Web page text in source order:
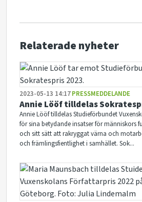
Relaterade nyheter
2023-05-13 14:17PRESSMEDDELANDE
Annie Lööf tilldelas
Annie Lööf tilldelas Studieförbundet
för sina betydande insatser för människors
och sitt sätt att rakryggat värna och
och främlingsfientlighet i samhället. Sok...